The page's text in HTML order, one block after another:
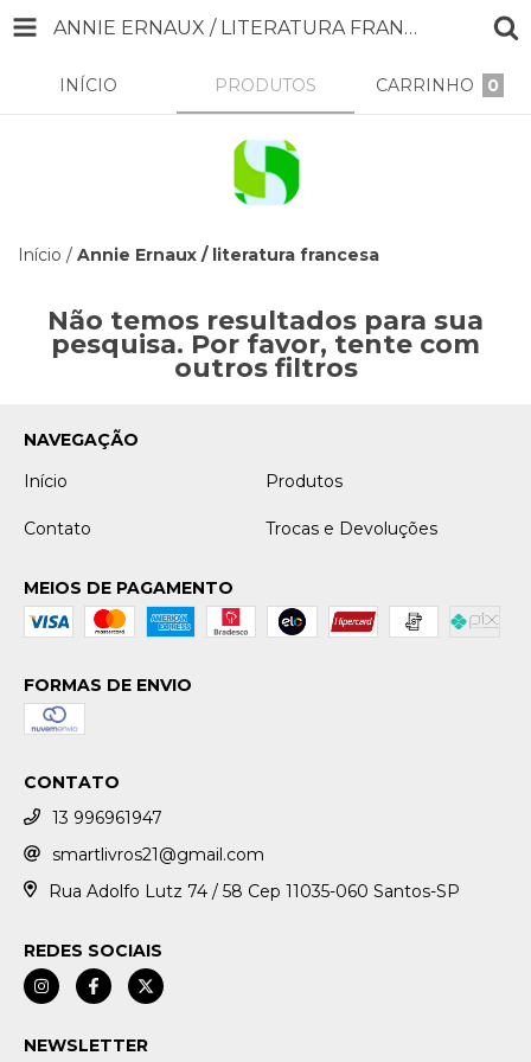
ANNIE ERNAUX / LITERATURA FRANCESA
INÍCIO PRODUTOS CARRINHO 0
Início / Annie Ernaux / literatura francesa
Não temos resultados para sua
pesquisa. Por favor, tente com
outros filtros
NAVEGAÇÃO
Início
Produtos
Contato Trocas e Devoluções
MEIOS DE PAGAMENTO
FORMAS DE ENVIO
CONTATO
13 996961947
smartlivros21@gmail.com
Rua Adolfo Lutz 74 / 58 Cep 11035-060 Santos-SP
REDES SOCIAIS
NEWSLETTER